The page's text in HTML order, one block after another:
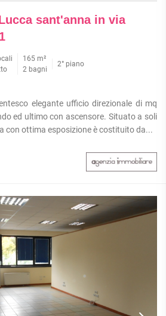
sant'anna in via
165 m²
2 bagni
2° piano
elegante ufficio direzionale di mq
ed ultimo con ascensore. Situato a soli
con ottima esposizione è costituito da...